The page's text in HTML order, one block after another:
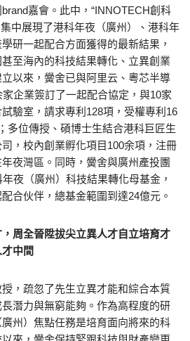
嘉會。此中，“INNOTECH創科
中展現了港科年夜（廣州）、港科年
研一起配合方面獲得的最新結果，
至海內的科技結果轉化、立異創業
以來，黌舍已與阿里云、粵芯半導
企業簽訂了一起配合協定，與10家
驗室，請求專利128項，受權專利16
多位傳授、碩博士生結合港科巨匠生
，校內創業孵化項目100余項，注冊
夜灣區。同時，黌舍與廣州產投團
夜（廣州）科技結果轉化母基金，
合伙伴，總基金範圍到達24億元。
周全晉陞拔尖立異人才自立培育才
中間
，疏忽了先生立異才能和綜合本質
潛力與無窮能夠。作為高程度的研
州）焦點任務是培育面向將來的科